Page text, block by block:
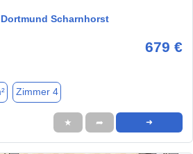
Scharnhorst
679 €
Zimmer 4
★ ➦ ➜